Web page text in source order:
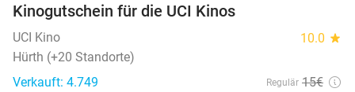
Kinogutschein für die UCI Kinos
UCI Kino 10.0 star
Hürth (+20 Standorte)
Verkauft: 4.749
Regulär 15€